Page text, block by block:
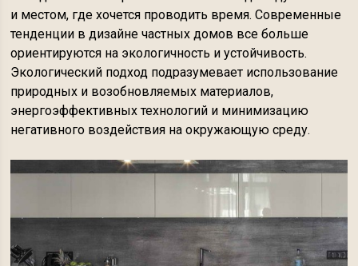
и местом, где хочется проводить время. Современные
тенденции в дизайне частных домов все больше
ориентируются на экологичность и устойчивость.
Экологический подход подразумевает использование
природных и возобновляемых материалов,
энергоэффективных технологий и минимизацию
негативного воздействия на окружающую среду.